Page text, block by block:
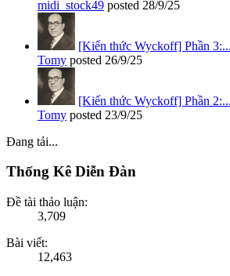
midi_stock49 posted 28/9/25
[Kiến thức Wyckoff] Phần 3:...
Tomy posted 26/9/25
[Kiến thức Wyckoff] Phần 2:...
Tomy posted 23/9/25
Đang tải...
Thống Kê Diễn Đàn
Đề tài thảo luận:
3,709
Bài viết:
12,463